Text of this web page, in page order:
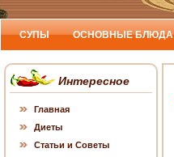
СУПЫ ОСНОВНЫЕ БЛЮДА
Интересное
Главная
Диеты
Статьи и Советы